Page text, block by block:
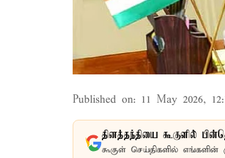
Published on: 11 May 2026,
தினத்தந்தியை கூகுளில்
கூகுள் செய்திகளில்